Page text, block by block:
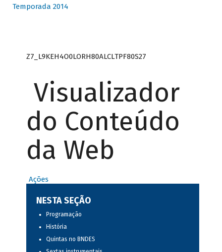
Temporada 2014
Z7_L9KEH4O0LORH80ALCLTPF80S27
Visualizador
do Conteúdo
da Web
Ações
NESTA SEÇÃO
Programação
História
Quintas no BNDES